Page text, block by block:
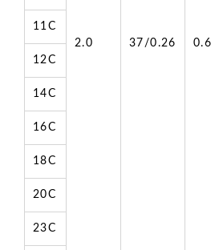
2.0 37/0.26 0.6
11C
12C
14C
16C
18C
20C
23C